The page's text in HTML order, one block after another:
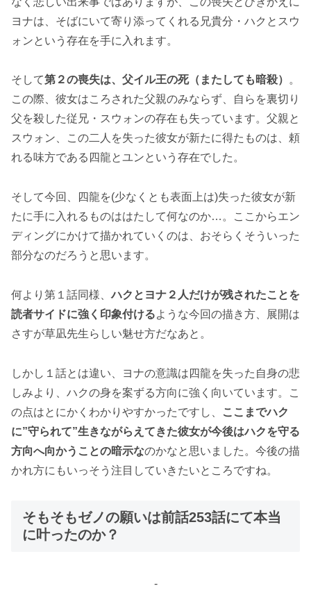
ヨナは、そばにいて寄り添ってくれる兄貴分・ハクとスウ
ォンという存在を手に入れます。
そして第２の喪失は、父イル王の死（またしても暗殺） 。
この際、彼女はころされた父親のみならず、自らを裏切り
父を殺した従兄・スウォンの存在も失っています。父親と
スウォン、この二人を失った彼女が新たに得たものは、頼
れる味方である四龍とユンという存在でした。
そして今回、四龍を(少なくとも表面上は)失った彼女が新
たに手に入れるものははたして何なのか…。ここからエン
ディングにかけて描かれていくのは、おそらくそういった
部分なのだろうと思います。
何より第１話同様、ハクとヨナ２人だけが残されたことを
読者サイドに強く印象付けるような今回の描き方、展開は
さすが草凪先生らしい魅せ方だなあと。
しかし１話とは違い、ヨナの意識は四龍を失った自身の悲
しみより、ハクの身を案ずる方向に強く向いています。こ
の点はとにかくわかりやすかったですし、
ここまでハク
に”守られて”生きながらえてきた彼女が今後はハクを守る
方向へ向かうことの暗示なのかなと思いました。今後の描
かれ方にもいっそう注目していきたいところですね。
そもそもゼノの願いは前話253話にて本当
に叶ったのか？
-